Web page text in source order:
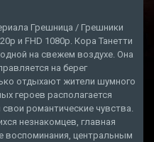
Грешница / Грешники
и FHD 1080p. Кора Танетти
на свежем воздухе. Она
на берег
отдыхают жители шумного
героев располагается
романтические чувства.
незнакомцев, главная
воспоминания, центральным